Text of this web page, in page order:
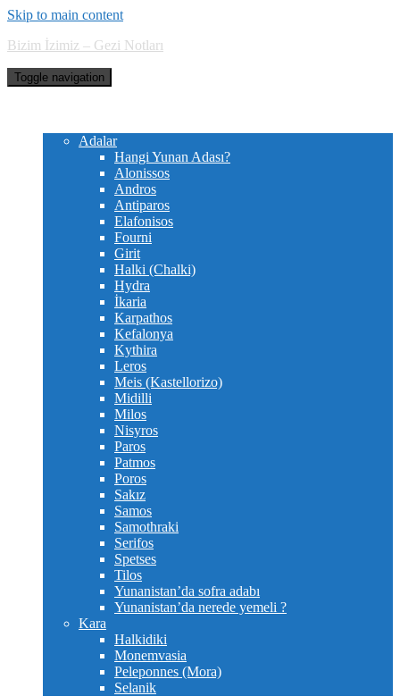
Skip to main content
Bizim İzimiz – Gezi Notları
Toggle navigation
Adalar
Hangi Yunan Adası?
Alonissos
Andros
Antiparos
Elafonisos
Fourni
Girit
Halki (Chalki)
Hydra
İkaria
Karpathos
Kefalonya
Kythira
Leros
Meis (Kastellorizo)
Midilli
Milos
Nisyros
Paros
Patmos
Poros
Sakız
Samos
Samothraki
Serifos
Spetses
Tilos
Yunanistan’da sofra adabı
Yunanistan’da nerede yemeli ?
Kara
Halkidiki
Monemvasia
Peleponnes (Mora)
Selanik